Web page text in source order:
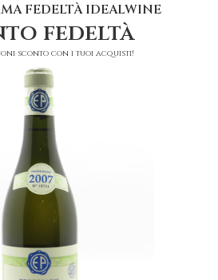
FEDELTÀ IDEALWINE
fedeltà
sconto con i tuoi acquisti!